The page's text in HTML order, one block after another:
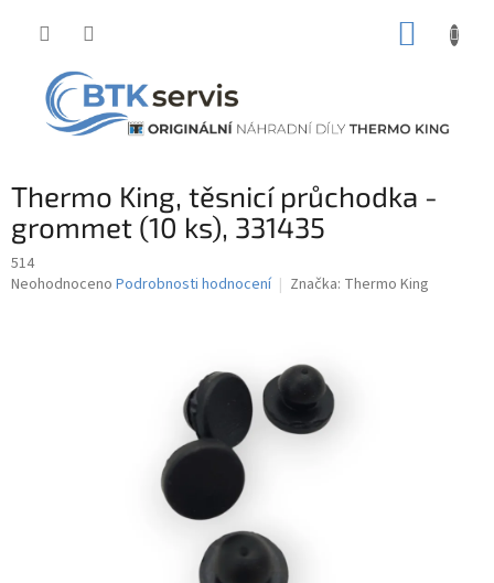
Thermo King, těsnicí průchodka -
grommet (10 ks), 331435
514
Průměrné
Neohodnoceno Podrobnosti hodnocení Značka: Thermo King